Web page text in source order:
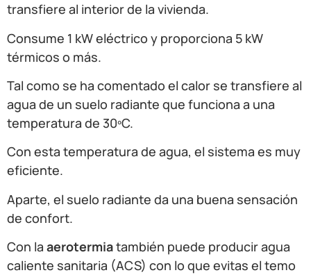
transfiere al interior de la vivienda.
Consume 1 kW eléctrico y proporciona 5 kW
térmicos o más.
Tal como se ha comentado el calor se transfiere al
agua de un suelo radiante que funciona a una
temperatura de 30ºC.
Con esta temperatura de agua, el sistema es muy
eficiente.
Aparte, el suelo radiante da una buena sensación
de confort.
Con la aerotermiatambién puede producir agua
caliente sanitaria (ACS) con lo que evitas el temo